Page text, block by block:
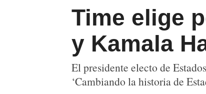
Time elige
y Kamala
El presidente electo de
‘Cambiando la historia de